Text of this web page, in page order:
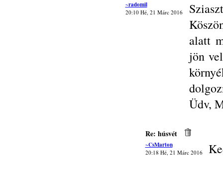
~radomil
20:10 Hé, 21 Márc 2016
alatt
jön
Üdv,
Re: húsvét
~CsMarton
20:18 Hé, 21 Márc 2016